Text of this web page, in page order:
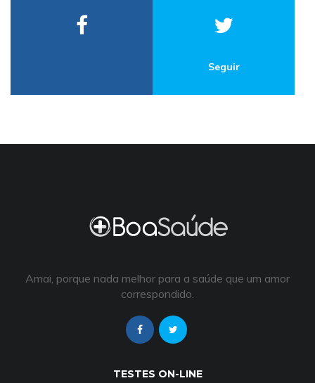
Seguir
Amai, porque nada melhor para a saúde que um amor
correspondido.
TESTES ON-LINE